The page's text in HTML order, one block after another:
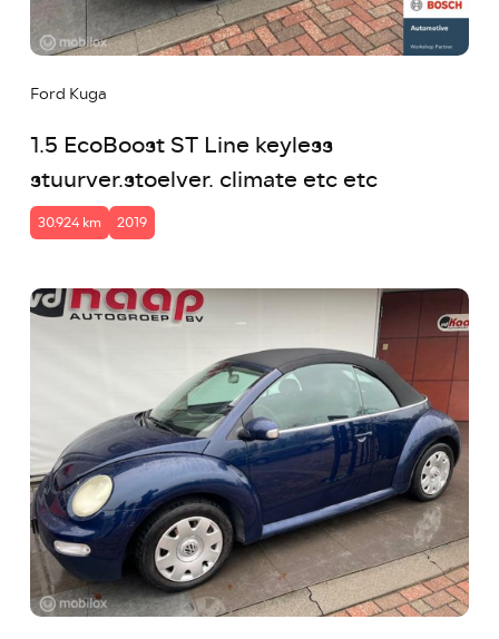
Ford Kuga
1.5 EcoBoost ST Line keyless
stuurver.stoelver. climate etc etc
30.924 km 2019